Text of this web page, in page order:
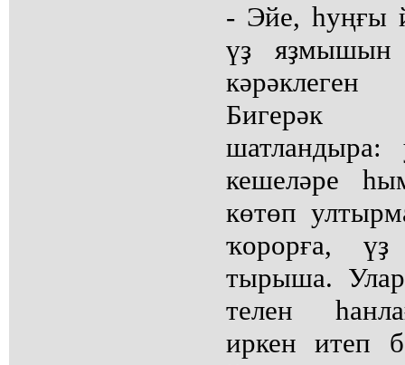
- Эйе, һуңғы
үҙ яҙмышын
Бигерәк
шатландыра:
кешеләре
көтөп
ҡорорға,
тырыша.
телен
иркен итеп